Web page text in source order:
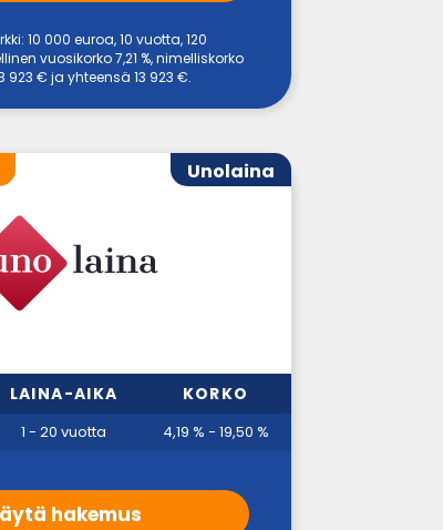
10 000 euroa, 10 vuotta, 120
vuosikorko 7,21 %, nimelliskorko
923 € ja yhteensä 13 923 €.
Unolaina
LAINA-AIKA KORKO
1 - 20 vuotta 4,19 % - 19,50 %
hakemus